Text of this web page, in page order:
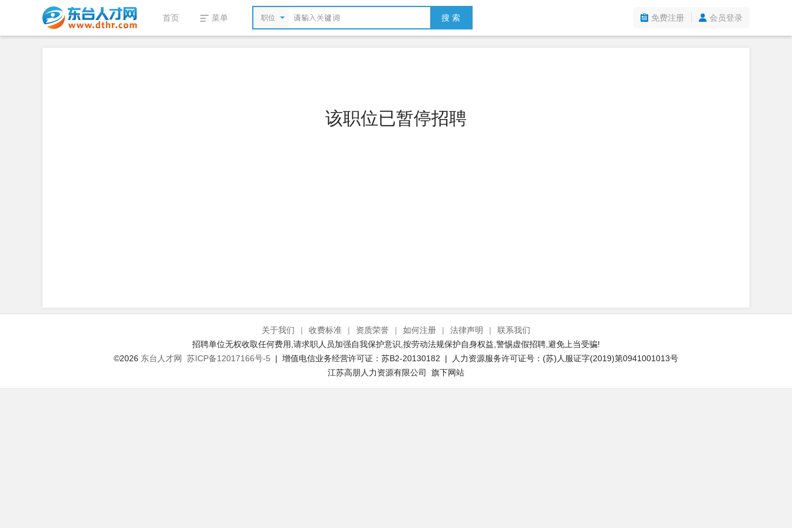
首页 菜单 职位 搜 索 免费注册 会员登录
该职位已暂停招聘
关于我们 | 收费标准 | 资质荣誉 | 如何注册 | 法律声明 |
联系我们
招聘单位无权收取任何费用,请求职人员加强自我保护意识,按劳动法规保护自身权益,警惕虚假招聘,避免上当受骗!
©2026 东台人才网 苏ICP备12017166号-5 | 增值电信业务经营许可证：苏B2-20130182 | 人力资源服务许可证号：(苏)人服证字(2019)第0941001013号
江苏高朋人力资源有限公司 旗下网站